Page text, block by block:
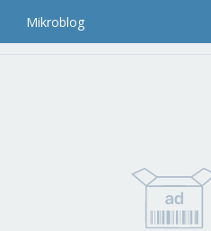
Mikroblog